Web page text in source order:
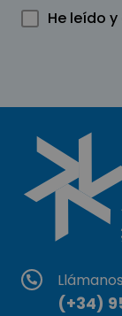
He leído
Llámanos
(+34)